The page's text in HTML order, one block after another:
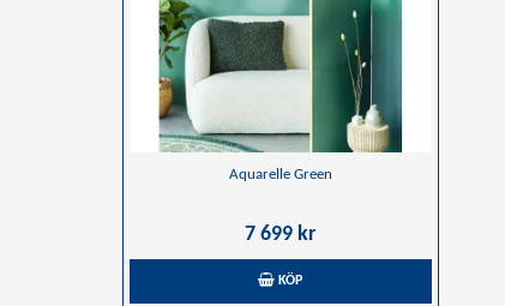
Aquarelle Green
7 699 kr
KÖP